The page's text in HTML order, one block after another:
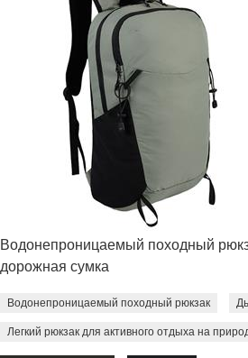
Водонепроницаемый походный
дорожная сумка
Водонепроницаемый походный рюкзак
Легкий рюкзак для активного отдыха на